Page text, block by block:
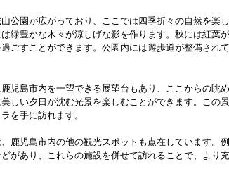
公園が広がっており、ここでは四季折々の自然を楽
緑豊かな木々が涼しげな影を作ります。秋には紅葉
ごすことができます。公園内には遊歩道が整備され
児島市内を一望できる展望台もあり、ここからの眺
しい夕日が沈む光景を楽しむことができます。この
を手に訪れます。
鹿児島市内の他の観光スポットも点在しています。
があり、これらの施設を併せて訪れることで、より